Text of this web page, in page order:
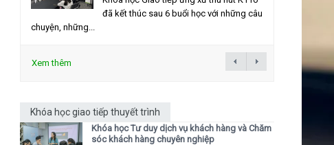
đã kết thúc sau 6 buổi học với những câu
chuyện, những...
Xem thêm
Khóa học giao tiếp thuyết trình
Khóa học Tư duy dịch vụ khách hàng và Chăm
sóc khách hàng chuyên nghiệp